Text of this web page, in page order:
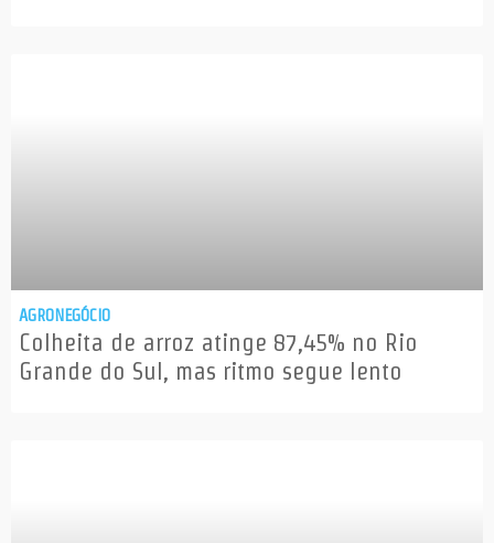
AGRONEGÓCIO
Colheita de arroz atinge 87,45% no Rio
Grande do Sul, mas ritmo segue lento